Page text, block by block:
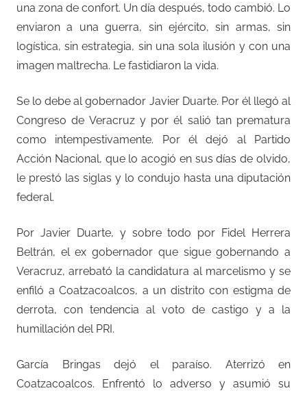
una zona de confort. Un día después, todo cambió. Lo
enviaron a una guerra, sin ejército, sin armas, sin
logística, sin estrategia, sin una sola ilusión y con una
imagen maltrecha. Le fastidiaron la vida.
Se lo debe al gobernador Javier Duarte. Por él llegó al
Congreso de Veracruz y por él salió tan prematura
como intempestivamente. Por él dejó al Partido
Acción Nacional, que lo acogió en sus días de olvido,
le prestó las siglas y lo condujo hasta una diputación
federal.
Por Javier Duarte, y sobre todo por Fidel Herrera
Beltrán, el ex gobernador que sigue gobernando a
Veracruz, arrebató la candidatura al marcelismo y se
enfiló a Coatzacoalcos, a un distrito con estigma de
derrota, con tendencia al voto de castigo y a la
humillación del PRI.
García Bringas dejó el paraíso. Aterrizó en
Coatzacoalcos. Enfrentó lo adverso y asumió su